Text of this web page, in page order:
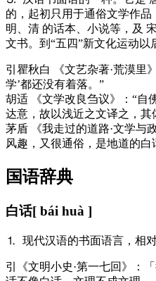
的，起初只用于通俗文学作品
明、清 的话本、小说等，及
文书。到“五四”新文化运动以
引 瞿秋白 《文艺杂著·荒漠里
学’都还没有着落。”
胡适 《文学改良刍议》：“自
达意，故以浅近之文译之，其
茅盾 《我走过的道路·文学与
风趣，又很通俗，是地道的白
国语辞典
白话[ bái huà ]
⒈ 现代汉语的书面语言，相对
引
《文明小史·第一七回》：